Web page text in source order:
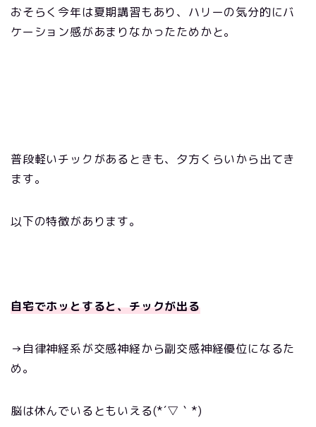
おそらく今年は夏期講習もあり、ハリーの気分的にバ
ケーション感があまりなかったためかと。
普段軽いチックがあるときも、夕方くらいから出てき
ます。
以下の特徴があります。
自宅でホッとすると、チックが出る
→自律神経系が交感神経から副交感神経優位になるた
め。
脳は休んでいるともいえる(*´▽｀*)